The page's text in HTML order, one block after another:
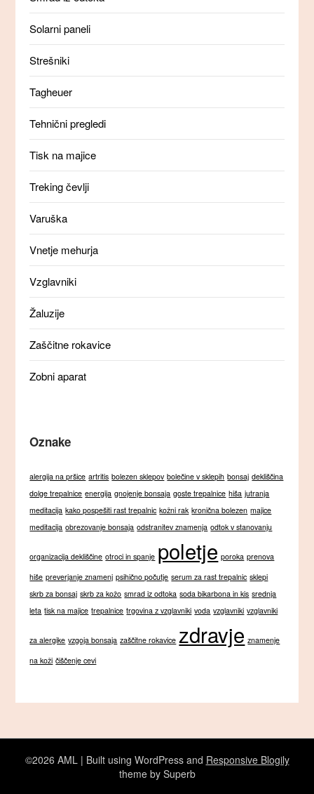
Solarni paneli
Strešniki
Tagheuer
Tehnični pregledi
Tisk na majice
Treking čevlji
Varuška
Vnetje mehurja
Vzglavniki
Žaluzije
Zaščitne rokavice
Zobni aparat
Oznake
alergija na pršice artritis bolezen sklepov bolečine v sklepih bonsaj dekliščina
dolge trepalnice energija gnojenje bonsaja goste trepalnice hiša jutranja
meditacija kako pospešiti rast trepalnic kožni rak kronična bolezen majice
meditacija obrezovanje bonsaja odstranitev znamenja odtok v stanovanju
organizacija dekliščine otroci in spanje poletje poroka prenova
hiše preverjanje znamenj psihično počutje serum za rast trepalnic sklepi
skrb za bonsaj skrb za kožo smrad iz odtoka soda bikarbona in kis srednja
leta tisk na majice trepalnice trgovina z vzglavniki voda vzglavniki vzglavniki
za alergike vzgoja bonsaja zaščitne rokavice zdravje znamenje
na koži čiščenje cevi
©2026 AML | Built using WordPress and Responsive Blogily
theme by Superb